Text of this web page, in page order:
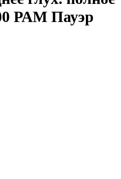
РАМ Пауэр